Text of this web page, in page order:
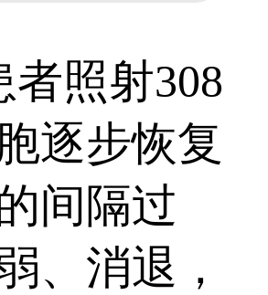
白斑部
量，避免
。同时，
者照射308
逐步恢复
间隔过
、消退，